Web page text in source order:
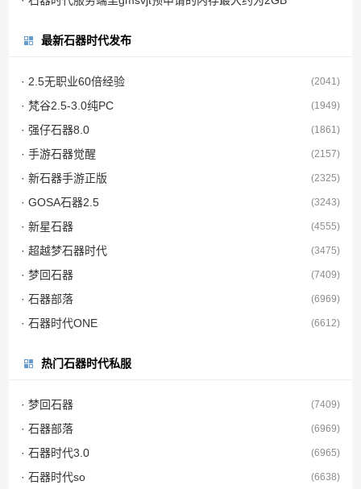
最新石器时代发布
· 2.5无职业60倍经验 (2041)
· 梵谷2.5-3.0纯PC (1949)
· 强仔石器8.0 (1861)
· 手游石器觉醒 (2157)
· 新石器手游正版 (2325)
· GOSA石器2.5 (3243)
· 新星石器 (4555)
· 超越梦石器时代 (3475)
· 梦回石器 (7409)
· 石器部落 (6969)
· 石器时代ONE (6612)
热门石器时代私服
· 梦回石器 (7409)
· 石器部落 (6969)
· 石器时代3.0 (6965)
· 石器时代so (6638)